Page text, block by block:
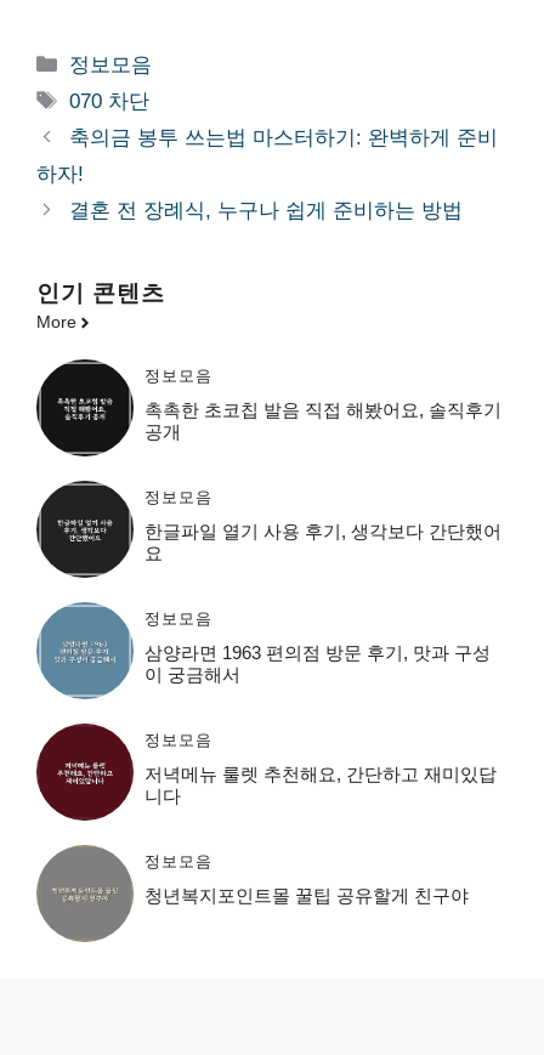
카
테
고
리
정보모음
태
그
070 차단
축의금 봉투 쓰는법 마스터하기: 완벽하게 준비
하자!
결혼 전 장례식, 누구나 쉽게 준비하는 방법
인기 콘텐츠
More
정보모음
촉촉한 초코칩 발음 직접 해봤어요, 솔직후기
공개
정보모음
한글파일 열기 사용 후기, 생각보다 간단했어
요
정보모음
삼양라면 1963 편의점 방문 후기, 맛과 구성
이 궁금해서
정보모음
저녁메뉴 룰렛 추천해요, 간단하고 재미있답
니다
정보모음
청년복지포인트몰 꿀팁 공유할게 친구야